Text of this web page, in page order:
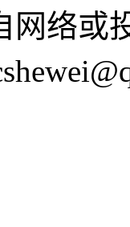
网络或